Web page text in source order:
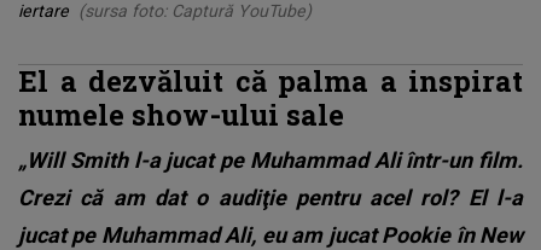
iertare (sursa foto: Captură YouTube)
El a dezvăluit că palma a inspirat
numele show-ului sale
„Will Smith l-a jucat pe Muhammad Ali într-un film.
Crezi că am dat o audiţie pentru acel rol? El l-a
jucat pe Muhammad Ali, eu am jucat Pookie în New